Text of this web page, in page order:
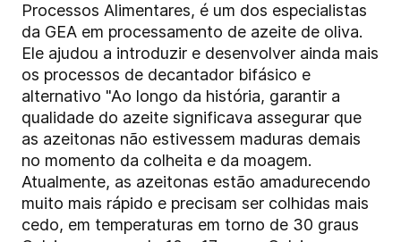
Processos Alimentares, é um dos especialistas
da GEA em processamento de azeite de oliva.
Ele ajudou a introduzir e desenvolver ainda mais
os processos de decantador bifásico e
alternativo "Ao longo da história, garantir a
qualidade do azeite significava assegurar que
as azeitonas não estivessem maduras demais
no momento da colheita e da moagem.
Atualmente, as azeitonas estão amadurecendo
muito mais rápido e precisam ser colhidas mais
cedo, em temperaturas em torno de 30 graus